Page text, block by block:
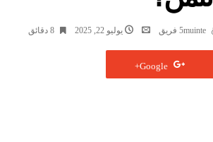
يوليو 22, 2025 8 ‫دقائق‬
Google+